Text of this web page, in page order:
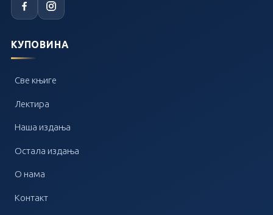
КУПОВИНА
Све књиге
Лектира
Наша издања
Остала издања
О нама
Контакт